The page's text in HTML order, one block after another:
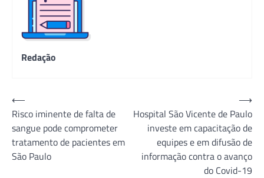
Redação
Navegação
de
Post
⟵
Risco iminente de falta de
sangue pode comprometer
tratamento de pacientes em
São Paulo
Hospital São Vicente de Paulo
investe em capacitação de
equipes e em difusão de
informação contra o avanço
do Covid-19
⟶